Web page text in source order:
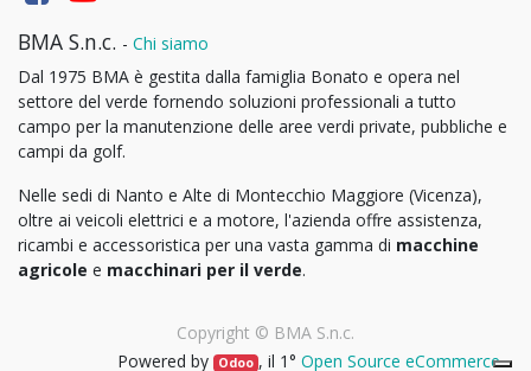
BMA S.n.c. - Chi siamo
Dal 1975 BMA è gestita dalla famiglia Bonato e opera nel
settore del verde fornendo soluzioni professionali a tutto
campo per la manutenzione delle aree verdi private, pubbliche e
campi da golf.
Nelle sedi di Nanto e Alte di Montecchio Maggiore (Vicenza),
oltre ai veicoli elettrici e a motore, l'azienda offre assistenza,
ricambi e accessoristica per una vasta gamma di macchine
agricole e macchinari per il verde.
Copyright © BMA S.n.c.
Powered by
Odoo , il 1° Open Source eCommerce.